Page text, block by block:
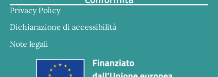
Privacy Policy
Dichiarazione di accessibilità
Note legali